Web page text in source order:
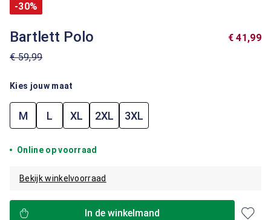
-30%
Bartlett Polo
€ 59,99
€ 41,99
Kies jouw maat
M L XL 2XL 3XL
Online op voorraad
Bekijk winkelvoorraad
In de winkelmand